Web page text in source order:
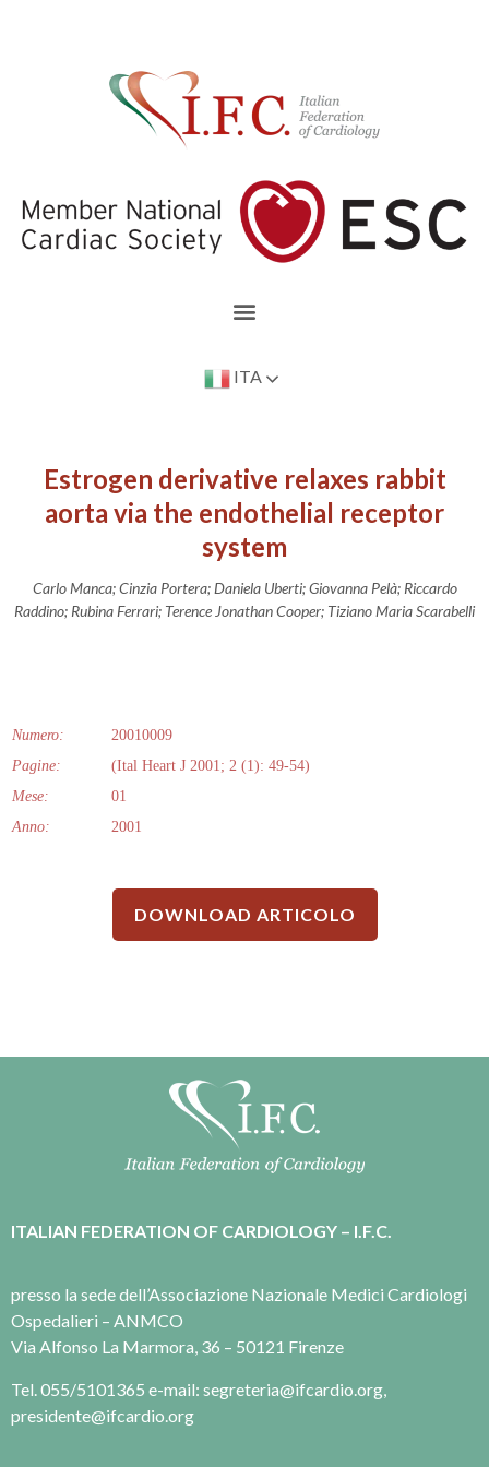
ITA
Estrogen derivative relaxes rabbit
aorta via the endothelial receptor
system
Carlo Manca; Cinzia Portera; Daniela Uberti; Giovanna Pelà; Riccardo
Raddino; Rubina Ferrari; Terence Jonathan Cooper; Tiziano Maria Scarabelli
Numero:
20010009
Pagine:
(Ital Heart J 2001; 2 (1): 49-54)
Mese:
01
Anno:
2001
DOWNLOAD ARTICOLO
ITALIAN FEDERATION OF CARDIOLOGY – I.F.C.
presso la sede dell’Associazione Nazionale Medici Cardiologi
Ospedalieri – ANMCO
Via Alfonso La Marmora, 36 – 50121 Firenze
Tel. 055/5101365 e-mail: segreteria@ifcardio.org,
presidente@ifcardio.org